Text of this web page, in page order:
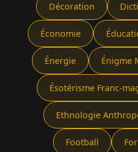
Décoration
Économie
Énergie Énigme
Ésotérisme Franc-
Ethnologie
Football